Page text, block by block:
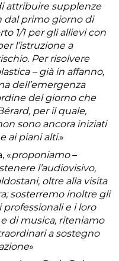
attribuire supplenze
dal primo giorno di
1/1 per gli allievi con
l’istruzione a
Per risolvere
– già in affanno,
dell’emergenza
del giorno che
per il quale,
sono ancora iniziati
ai piani alti.»
«proponiamo–
l’audiovisivo,
oltre alla visita
sosterremo inoltre gli
e i loro
di musica, riteniamo
a sostegno
»